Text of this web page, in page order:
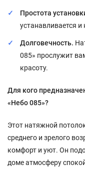
Простота
устанавливается и
Долговечность.
085» прослужит
красоту.
Для кого
«Небо 085»?
Этот натяжной
среднего и зрелого
комфорт и уют. Он
доме атмосферу